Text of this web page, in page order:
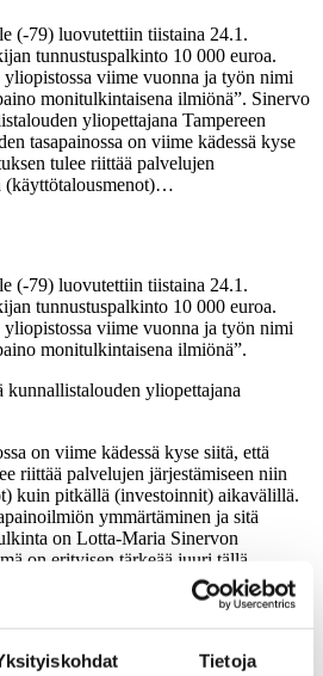
Tietoja
(-79) luovutettiin tiistaina 24.1.
tunnustuspalkinto 10 000 euroa.
viime vuonna ja työn nimi
monitulkintaisena ilmiönä”. Sinervo
yliopettajana Tampereen
tasapainossa on viime kädessä kyse
tulee riittää palvelujen
(käyttötalousmenot)…
(-79) luovutettiin tiistaina 24.1.
tunnustuspalkinto 10 000 euroa.
viime vuonna ja työn nimi
monitulkintaisena ilmiönä”.
yliopettajana
on viime kädessä kyse siitä, että
riittää palvelujen järjestämiseen niin
kuin pitkällä (investoinnit) aikavälillä.
ymmärtäminen ja sitä
on Lotta-Maria Sinervon
on erityisen tärkeää juuri tällä
kuntien taloudellisista edellytyksistä ja
uudistamiseksi on käynnissä.
tunnustuspalkintoja. Nuorten